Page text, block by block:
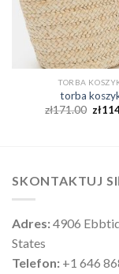
TORBA
torba
zł171.00 zł
SKONTAKTUJ
Adres:4906
States
Telefon: +1 646